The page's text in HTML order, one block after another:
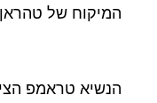
המיקוח של
הנשיא טראמפ